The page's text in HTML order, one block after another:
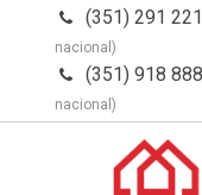
(351) 291
nacional)
(351) 918
nacional)